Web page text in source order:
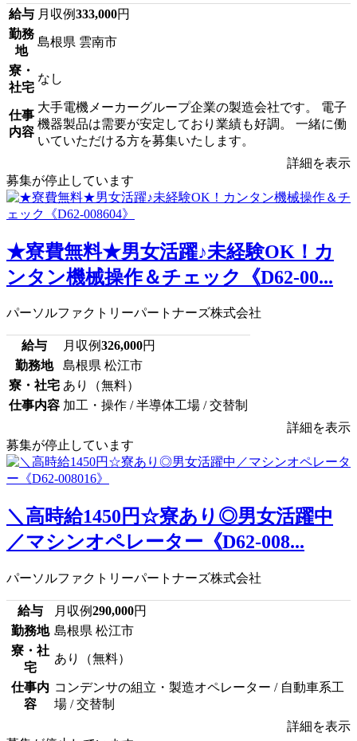
給与 月収例333,000円
勤務
地
島根県 雲南市
寮・
社宅
なし
仕事
内容
大手電機メーカーグループ企業の製造会社です。 電子
機器製品は需要が安定しており業績も好調。 一緒に働
いていただける方を募集いたします。
詳細を表示
募集が停止しています
★寮費無料★男女活躍♪未経験OK！カ
ンタン機械操作＆チェック《D62-00...
パーソルファクトリーパートナーズ株式会社
給与 月収例326,000円
勤務地
島根県 松江市
寮・社宅 あり（無料）
仕事内容 加工・操作 / 半導体工場 / 交替制
詳細を表示
募集が停止しています
＼高時給1450円☆寮あり◎男女活躍中
／マシンオペレーター《D62-008...
パーソルファクトリーパートナーズ株式会社
給与 月収例290,000円
勤務地 島根県 松江市
寮・社
宅
あり（無料）
仕事内
容
コンデンサの組立・製造オペレーター / 自動車系工
場 / 交替制
詳細を表示